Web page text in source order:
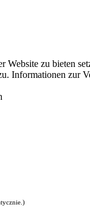
Website zu bieten
Informationen zur